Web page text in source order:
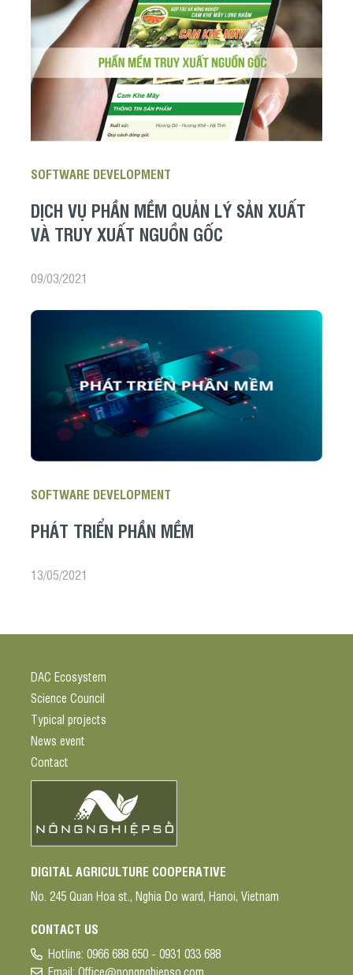
SOFTWARE DEVELOPMENT
DỊCH VỤ PHẦN MỀM QUẢN LÝ SẢN XUẤT
VÀ TRUY XUẤT NGUỒN GỐC
09/03/2021
SOFTWARE DEVELOPMENT
PHÁT TRIỂN PHẦN MỀM
13/05/2021
DAC Ecosystem
Science Council
Typical projects
News event
Contact
DIGITAL AGRICULTURE COOPERATIVE
No. 245 Quan Hoa st., Nghia Do ward, Hanoi, Vietnam
CONTACT US
Hotline: 0966 688 650 - 0931 033 688
Email: Office@nongnghiepso.com